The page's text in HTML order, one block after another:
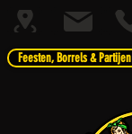
Feesten, Borrels & Partijen